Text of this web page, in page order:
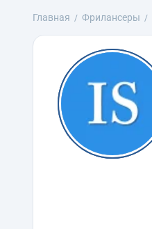
Главная Фрилансеры